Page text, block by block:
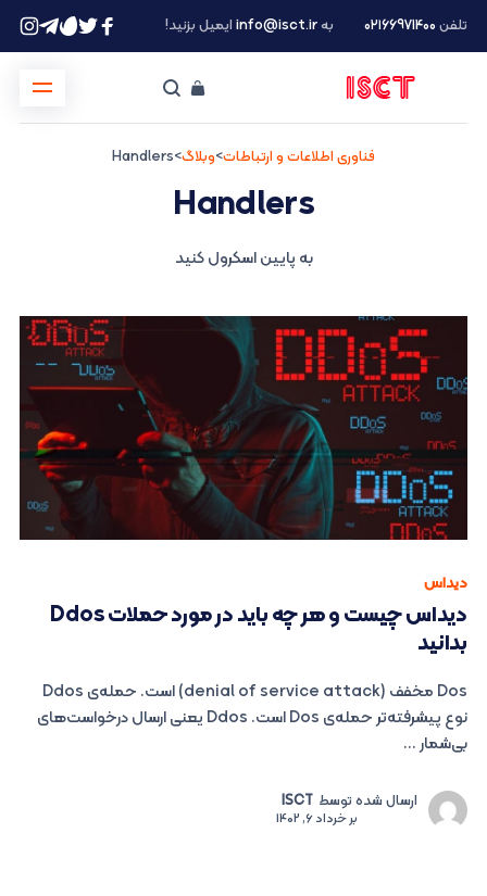
تلفن ۰۲۱66971400 بهinfo@isct.irایمیل بزنید!
فناوری اطلاعات و ارتباطات>وبلاگ>
Handlers
Handlers
به پایین اسکرول کنید
دیداس
دیداس چیست و هر چه باید در مورد حملات Ddos
بدانید
Dos مخفف (denial of service attack) است. حمله‌ی Ddos
نوع پیشرفته‌تر حمله‌ی Dos است. Ddos یعنی ارسال درخواست‌های
بی‌شمار ...
ارسال شده توسط ISCT
برخرداد 6, 1402